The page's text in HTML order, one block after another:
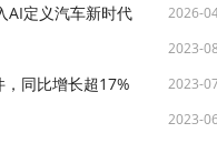
AI定义汽车新时代 2026-
2023-
同比增长超17% 2023-
2023-